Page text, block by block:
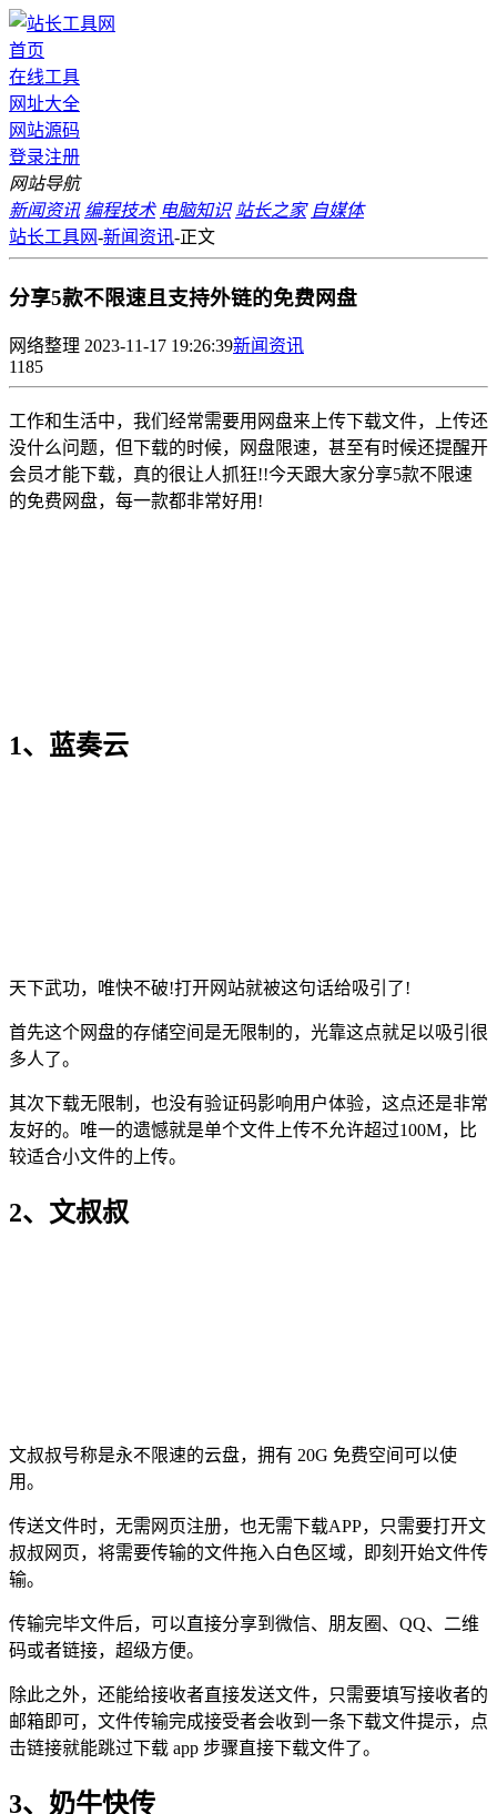
首页
在线工具
网址大全
网站源码
登录注册
网站导航
新闻资讯 编程技术 电脑知识 站长之家 自媒体
站长工具网-新闻资讯-正文
分享5款不限速且支持外链的免费网盘
网络整理 2023-11-17 19:26:39新闻资讯
1185
工作和生活中，我们经常需要用网盘来上传下载文件，上传还
没什么问题，但下载的时候，网盘限速，甚至有时候还提醒开
会员才能下载，真的很让人抓狂!!今天跟大家分享5款不限速
的免费网盘，每一款都非常好用!
1、蓝奏云
天下武功，唯快不破!打开网站就被这句话给吸引了!
首先这个网盘的存储空间是无限制的，光靠这点就足以吸引很
多人了。
其次下载无限制，也没有验证码影响用户体验，这点还是非常
友好的。唯一的遗憾就是单个文件上传不允许超过100M，比
较适合小文件的上传。
2、文叔叔
文叔叔号称是永不限速的云盘，拥有 20G 免费空间可以使
用。
传送文件时，无需网页注册，也无需下载APP，只需要打开文
叔叔网页，将需要传输的文件拖入白色区域，即刻开始文件传
输。
传输完毕文件后，可以直接分享到微信、朋友圈、QQ、二维
码或者链接，超级方便。
除此之外，还能给接收者直接发送文件，只需要填写接收者的
邮箱即可，文件传输完成接受者会收到一条下载文件提示，点
击链接就能跳过下载 app 步骤直接下载文件了。
3、奶牛快传